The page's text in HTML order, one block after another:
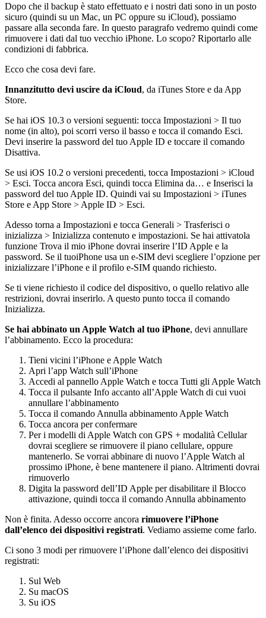
Dopo che il backup è stato effettuato e i nostri dati sono in un posto
sicuro (quindi su un Mac, un PC oppure su iCloud), possiamo
passare alla seconda fare. In questo paragrafo vedremo quindi come
rimuovere i dati dal tuo vecchio iPhone. Lo scopo? Riportarlo alle
condizioni di fabbrica.
Ecco che cosa devi fare.
Innanzitutto devi uscire da iCloud, da iTunes Store e da App
Store.
Se hai iOS 10.3 o versioni seguenti: tocca Impostazioni > Il tuo
nome (in alto), poi scorri verso il basso e tocca il comando Esci.
Devi inserire la password del tuo Apple ID e toccare il comando
Disattiva.
Se usi iOS 10.2 o versioni precedenti, tocca Impostazioni > iCloud
> Esci. Tocca ancora Esci, quindi tocca Elimina da… e Inserisci la
password del tuo Apple ID. Quindi vai su Impostazioni > iTunes
Store e App Store > Apple ID > Esci.
Adesso torna a Impostazioni e tocca Generali > Trasferisci o
inizializza > Inizializza contenuto e impostazioni. Se hai attivatola
funzione Trova il mio iPhone dovrai inserire l’ID Apple e la
password. Se il tuoiPhone usa un e-SIM devi scegliere l’opzione per
inizializzare l’iPhone e il profilo e-SIM quando richiesto.
Se ti viene richiesto il codice del dispositivo, o quello relativo alle
restrizioni, dovrai inserirlo. A questo punto tocca il comando
Inizializza.
Se hai abbinato un Apple Watch al tuo iPhone, devi annullare
l’abbinamento. Ecco la procedura:
Tieni vicini l’iPhone e Apple Watch
Apri l’app Watch sull’iPhone
Accedi al pannello Apple Watch e tocca Tutti gli Apple Watch
Tocca il pulsante Info accanto all’Apple Watch di cui vuoi
annullare l’abbinamento
Tocca il comando Annulla abbinamento Apple Watch
Tocca ancora per confermare
Per i modelli di Apple Watch con GPS + modalità Cellular
dovrai scegliere se rimuovere il piano cellulare, oppure
mantenerlo. Se vorrai abbinare di nuovo l’Apple Watch al
prossimo iPhone, è bene mantenere il piano. Altrimenti dovrai
rimuoverlo
Digita la password dell’ID Apple per disabilitare il Blocco
attivazione, quindi tocca il comando Annulla abbinamento
Non è finita. Adesso occorre ancora rimuovere l’iPhone
dall’elenco dei dispositivi registrati. Vediamo assieme come farlo.
Ci sono 3 modi per rimuovere l’iPhone dall’elenco dei dispositivi
registrati:
Sul Web
Su macOS
Su iOS